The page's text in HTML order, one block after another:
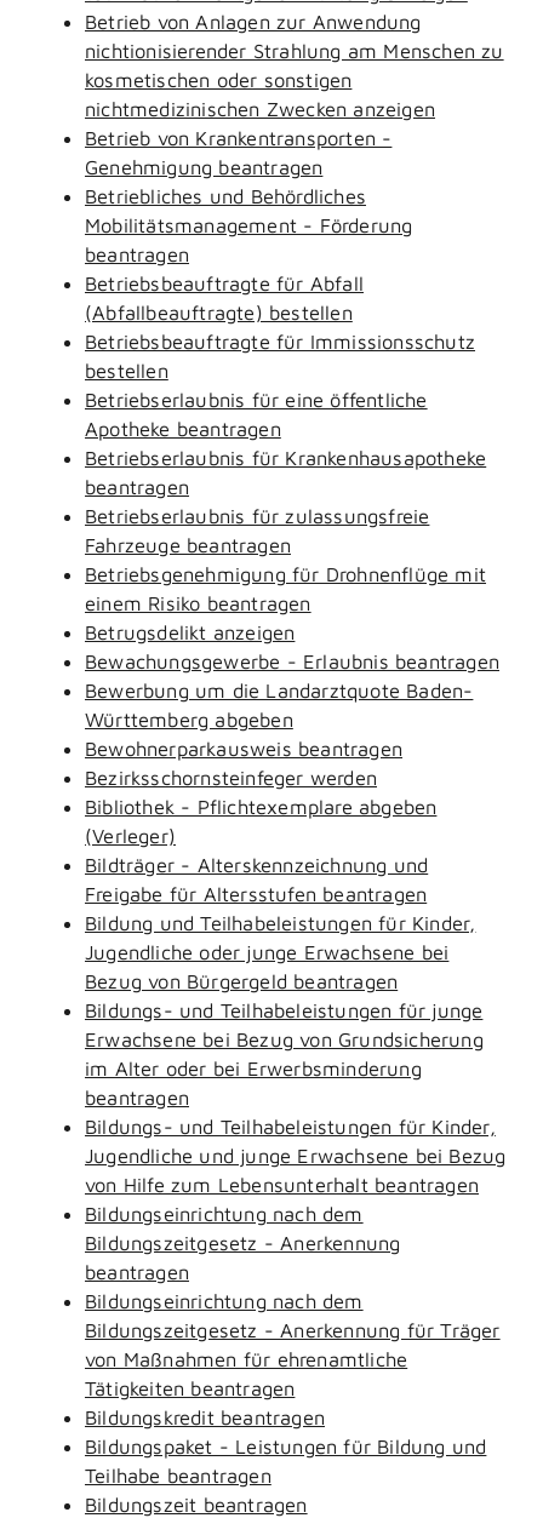
Betrieb von Anlagen zur Anwendung
nichtionisierender Strahlung am Menschen zu
kosmetischen oder sonstigen
nichtmedizinischen Zwecken anzeigen
Betrieb von Krankentransporten -
Genehmigung beantragen
Betriebliches und Behördliches
Mobilitätsmanagement - Förderung
beantragen
Betriebsbeauftragte für Abfall
(Abfallbeauftragte) bestellen
Betriebsbeauftragte für Immissionsschutz
bestellen
Betriebserlaubnis für eine öffentliche
Apotheke beantragen
Betriebserlaubnis für Krankenhausapotheke
beantragen
Betriebserlaubnis für zulassungsfreie
Fahrzeuge beantragen
Betriebsgenehmigung für Drohnenflüge mit
einem Risiko beantragen
Betrugsdelikt anzeigen
Bewachungsgewerbe - Erlaubnis beantragen
Bewerbung um die Landarztquote Baden-
Württemberg abgeben
Bewohnerparkausweis beantragen
Bezirksschornsteinfeger werden
Bibliothek - Pflichtexemplare abgeben
(Verleger)
Bildträger - Alterskennzeichnung und
Freigabe für Altersstufen beantragen
Bildung und Teilhabeleistungen für Kinder,
Jugendliche oder junge Erwachsene bei
Bezug von Bürgergeld beantragen
Bildungs- und Teilhabeleistungen für junge
Erwachsene bei Bezug von Grundsicherung
im Alter oder bei Erwerbsminderung
beantragen
Bildungs- und Teilhabeleistungen für Kinder,
Jugendliche und junge Erwachsene bei Bezug
von Hilfe zum Lebensunterhalt beantragen
Bildungseinrichtung nach dem
Bildungszeitgesetz - Anerkennung
beantragen
Bildungseinrichtung nach dem
Bildungszeitgesetz - Anerkennung für Träger
von Maßnahmen für ehrenamtliche
Tätigkeiten beantragen
Bildungskredit beantragen
Bildungspaket - Leistungen für Bildung und
Teilhabe beantragen
Bildungszeit beantragen